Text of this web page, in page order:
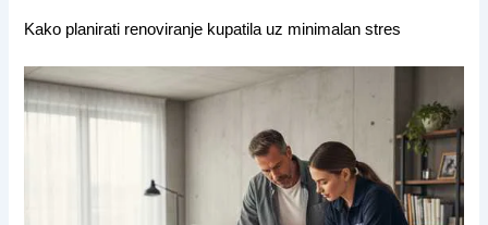
Kako planirati renoviranje kupatila uz minimalan stres